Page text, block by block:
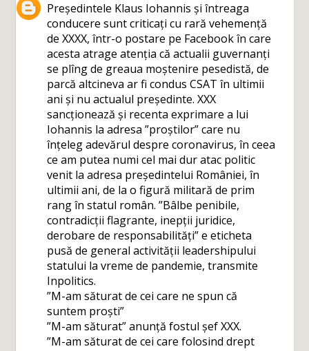
Președintele Klaus Iohannis și întreaga
conducere sunt criticați cu rară vehemență
de XXXX, într-o postare pe Facebook în care
acesta atrage atenția că actualii guvernanți
se plîng de greaua moștenire pesedistă, de
parcă altcineva ar fi condus CSAT în ultimii
ani și nu actualul președinte. XXX
sancționează și recenta exprimare a lui
Iohannis la adresa ”proștilor” care nu
înțeleg adevărul despre coronavirus, în ceea
ce am putea numi cel mai dur atac politic
venit la adresa președintelui României, în
ultimii ani, de la o figură militară de prim
rang în statul român. ”Bâlbe penibile,
contradicții flagrante, inepții juridice,
derobare de responsabilități” e eticheta
pusă de general activității leadershipului
statului la vreme de pandemie, transmite
Inpolitics.
”M-am săturat de cei care ne spun că
suntem proști”
”M-am săturat” anunță fostul șef XXX.
”M-am săturat de cei care folosind drept